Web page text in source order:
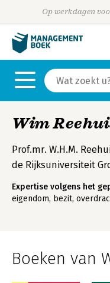
Op werkdagen
Wim
Prof.mr. W.H.M.
de Rijksuniversiteit
Expertise volgens het
eigendom, bezit,
Boeken van